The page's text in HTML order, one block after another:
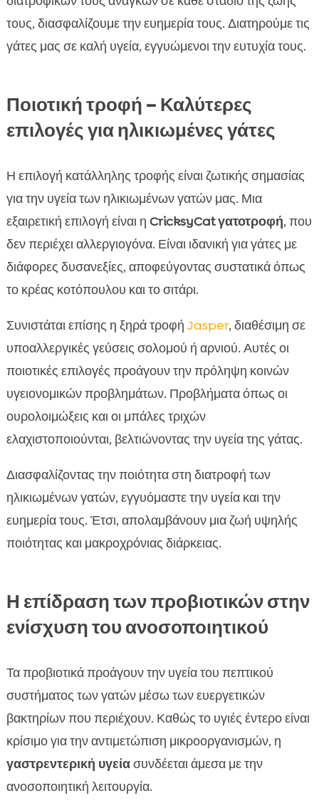
τους, διασφαλίζουμε την ευημερία τους. Διατηρούμε τις
γάτες μας σε καλή υγεία, εγγυώμενοι την ευτυχία τους.
Ποιοτική τροφή – Καλύτερες
επιλογές για ηλικιωμένες γάτες
Η επιλογή κατάλληλης τροφής είναι ζωτικής σημασίας
για την υγεία των ηλικιωμένων γατών μας. Μια
εξαιρετική επιλογή είναι η CricksyCat γατοτροφή, που
δεν περιέχει αλλεργιογόνα. Είναι ιδανική για γάτες με
διάφορες δυσανεξίες, αποφεύγοντας συστατικά όπως
το κρέας κοτόπουλου και το σιτάρι.
Συνιστάται επίσης η ξηρά τροφή Jasper, διαθέσιμη σε
υποαλλεργικές γεύσεις σολομού ή αρνιού. Αυτές οι
ποιοτικές επιλογές προάγουν την πρόληψη κοινών
υγειονομικών προβλημάτων. Προβλήματα όπως οι
ουρολοιμώξεις και οι μπάλες τριχών
ελαχιστοποιούνται, βελτιώνοντας την υγεία της γάτας.
Διασφαλίζοντας την ποιότητα στη διατροφή των
ηλικιωμένων γατών, εγγυόμαστε την υγεία και την
ευημερία τους. Έτσι, απολαμβάνουν μια ζωή υψηλής
ποιότητας και μακροχρόνιας διάρκειας.
Η επίδραση των προβιοτικών στην
ενίσχυση του ανοσοποιητικού
Τα προβιοτικά προάγουν την υγεία του πεπτικού
συστήματος των γατών μέσω των ευεργετικών
βακτηρίων που περιέχουν. Καθώς το υγιές έντερο είναι
κρίσιμο για την αντιμετώπιση μικροοργανισμών, η
γαστρεντερική υγείασυνδέεται άμεσα με την
ανοσοποιητική λειτουργία.